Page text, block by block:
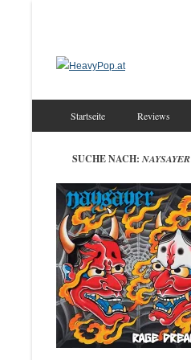
Startseite Reviews
SUCHE NACH:NAYSAYER